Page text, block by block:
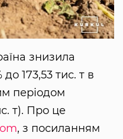
знизила
до 173,53 тис. т в
періодом
т). Про це
, з посиланням